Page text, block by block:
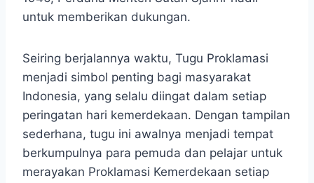
untuk memberikan dukungan.
Seiring berjalannya waktu, Tugu Proklamasi
menjadi simbol penting bagi masyarakat
Indonesia, yang selalu diingat dalam setiap
peringatan hari kemerdekaan. Dengan tampilan
sederhana, tugu ini awalnya menjadi tempat
berkumpulnya para pemuda dan pelajar untuk
merayakan Proklamasi Kemerdekaan setiap